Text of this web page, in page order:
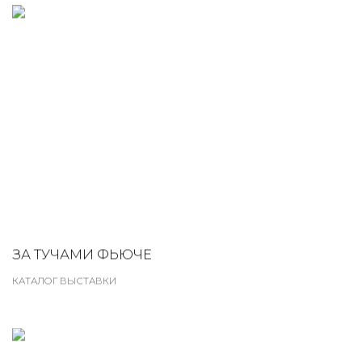
ЗА ТУЧАМИ ФЬЮЧЕ
КАТАЛОГ ВЫСТАВКИ